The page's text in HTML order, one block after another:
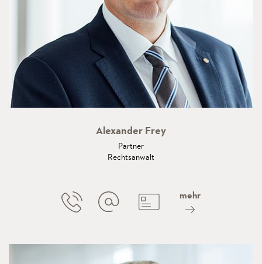
Alexander Frey
Partner
Rechtsanwalt
mehr